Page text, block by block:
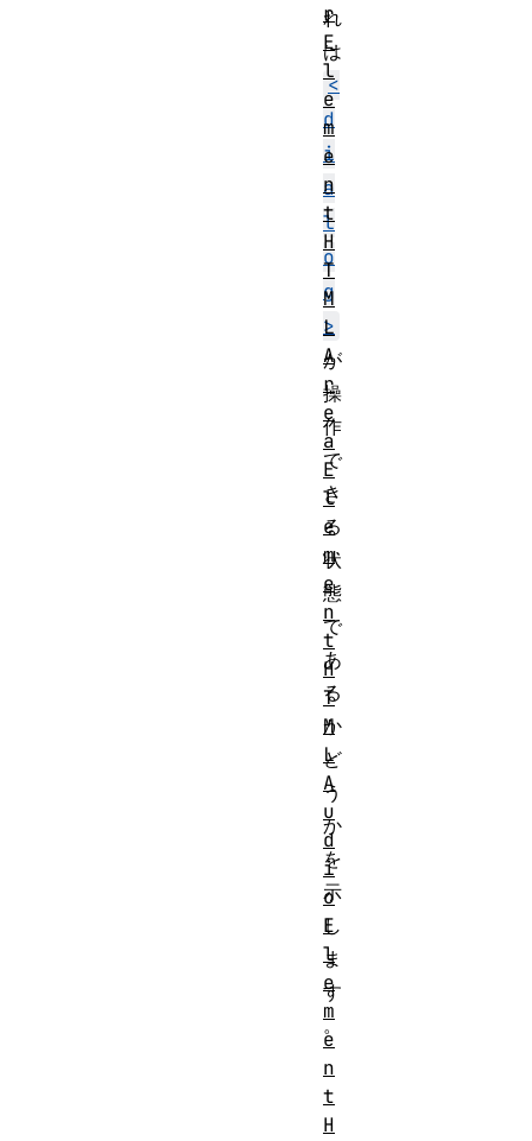
れ
は
<
d
i
a
l
o
g
>
が
操
作
で
き
る
状
態
で
あ
る
か
ど
う
か
を
示
し
ま
す
。
r
E
l
e
m
e
n
t
H
T
M
L
A
r
e
a
E
l
e
m
e
n
t
H
T
M
L
A
u
d
i
o
E
l
e
m
e
n
t
H